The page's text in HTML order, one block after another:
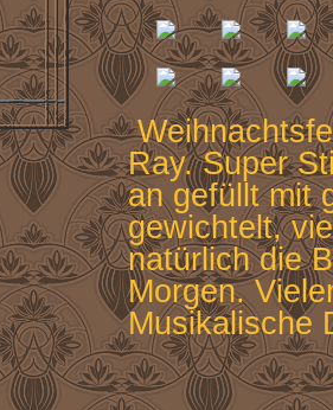
Ray. Super
an gefüllt mit
gewichtelt,
natürlich die
Morgen.
Musikalische